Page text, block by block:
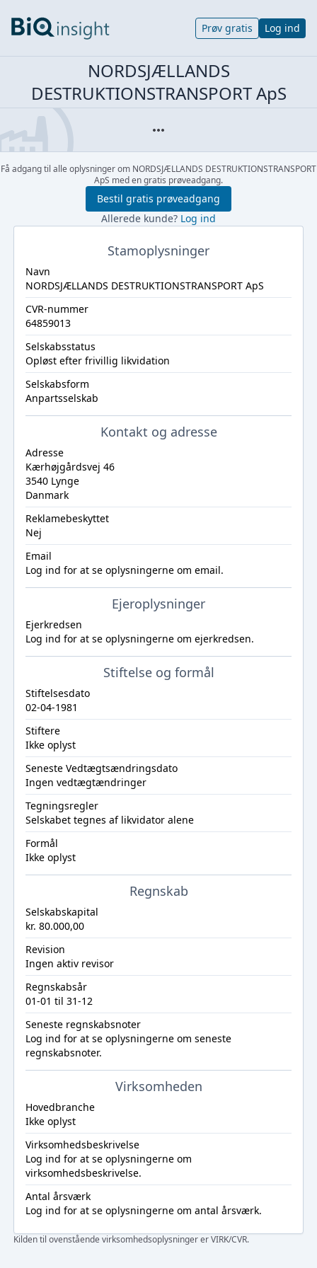
Prøv gratis Log ind
NORDSJÆLLANDS
DESTRUKTIONSTRANSPORT ApS
Få adgang til alle oplysninger om NORDSJÆLLANDS DESTRUKTIONSTRANSPORT
ApS med en gratis prøveadgang.
Bestil gratis prøveadgang
Allerede kunde? Log ind
Stamoplysninger
Navn
NORDSJÆLLANDS DESTRUKTIONSTRANSPORT ApS
CVR-nummer
64859013
Selskabsstatus
Opløst efter frivillig likvidation
Selskabsform
Anpartsselskab
Kontakt og adresse
Adresse
Kærhøjgårdsvej 46
3540 Lynge
Danmark
Reklamebeskyttet
Nej
Email
Log ind for at se oplysningerne om email.
Ejeroplysninger
Ejerkredsen
Log ind for at se oplysningerne om ejerkredsen.
Stiftelse og formål
Stiftelsesdato
02-04-1981
Stiftere
Ikke oplyst
Seneste Vedtægtsændringsdato
Ingen vedtægtændringer
Tegningsregler
Selskabet tegnes af likvidator alene
Formål
Ikke oplyst
Regnskab
Selskabskapital
kr. 80.000,00
Revision
Ingen aktiv revisor
Regnskabsår
01-01 til 31-12
Seneste regnskabsnoter
Log ind for at se oplysningerne om seneste
regnskabsnoter.
Virksomheden
Hovedbranche
Ikke oplyst
Virksomhedsbeskrivelse
Log ind for at se oplysningerne om
virksomhedsbeskrivelse.
Antal årsværk
Log ind for at se oplysningerne om antal årsværk.
Kilden til ovenstående virksomhedsoplysninger er VIRK/CVR.